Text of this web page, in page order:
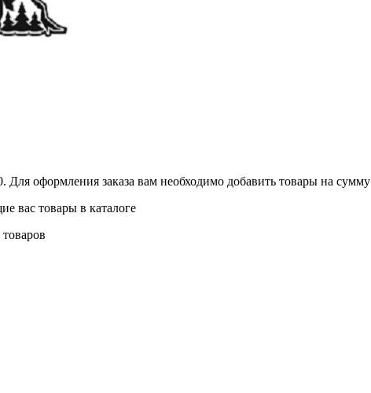
Для оформления заказа вам необходимо добавить товары на
вас товары в каталоге